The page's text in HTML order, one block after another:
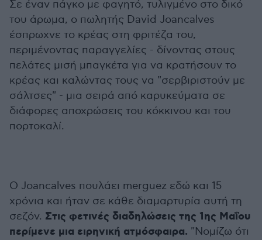
Σε έναν πάγκο με φαγητό, τυλιγμένο στο δικό
του άρωμα, ο πωλητής David Joancalves
έσπρωχνε το κρέας στη φριτέζα του,
περιμένοντας παραγγελίες - δίνοντας στους
πελάτες μισή μπαγκέτα για να κρατήσουν το
κρέας και καλώντας τους να "σερβιριστούν με
σάλτσες" - μια σειρά από καρυκεύματα σε
διάφορες αποχρώσεις του κόκκινου και του
πορτοκαλί.
Ο Joancalves πουλάει merguez εδώ και 15
χρόνια και ήταν σε κάθε διαμαρτυρία αυτή τη
σεζόν. Στις φετινές διαδηλώσεις της 1ης Μαΐου
περίμενε μια ειρηνική ατμόσφαιρα. "Νομίζω ότι